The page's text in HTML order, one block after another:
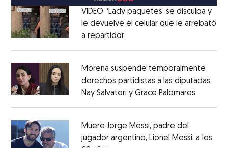
VIDEO: ‘Lady paquetes’ se disculpa y
le devuelve el celular que le arrebató
a repartidorOpens in new window
Morena suspende temporalmente
derechos partidistas a las diputadas
Nay Salvatori y Grace Palomares
Muere Jorge Messi, padre del
jugador argentino, Lionel Messi, a los